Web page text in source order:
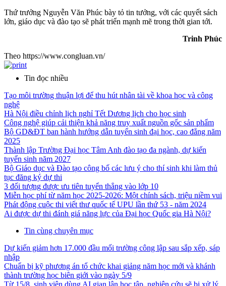
Thứ trưởng Nguyễn Văn Phúc bày tỏ tin tưởng, với các quyết sách
lớn, giáo dục và đào tạo sẽ phát triển mạnh mẽ trong thời gian tới.
Trinh Phúc
Theo https://www.congluan.vn/
Tin đọc nhiều
Tạo môi trường thuận lợi để thu hút nhân tài về khoa học và công
nghệ
Hà Nội điều chỉnh lịch nghỉ Tết Dương lịch cho học sinh
Công nghệ giúp cải thiện khả năng truy xuất nguồn gốc sản phẩm
Bộ GD&ĐT ban hành hướng dẫn tuyển sinh đại học, cao đẳng năm
2025
Thành lập Trường Đại học Tâm Anh đào tạo đa ngành, dự kiến
tuyển sinh năm 2027
Bộ Giáo dục và Đào tạo công bố các lưu ý cho thí sinh khi làm thủ
tục đăng ký dự thi
3 đối tượng được ưu tiên tuyển thẳng vào lớp 10
Miễn học phí từ năm học 2025-2026: Một chính sách, triệu niềm vui
Phát động cuộc thi viết thư quốc tế UPU lần thứ 53 - năm 2024
Ai được dự thi đánh giá năng lực của Đại học Quốc gia Hà Nội?
Tin cùng chuyên mục
Dự kiến giảm hơn 17.000 đầu mối trường công lập sau sắp xếp, sáp
nhập
Chuẩn bị kỹ phương án tổ chức khai giảng năm học mới và khánh
thành trường học biên giới vào ngày 5/9
Từ 15/8, sinh viên dùng AI gian lận học tập, nghiên cứu sẽ bị xử lý